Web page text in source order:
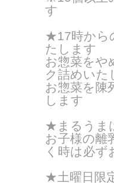
す
★17時から
たします
お惣菜をや
ク詰めいた
お惣菜を陳
します
★まるうま
お子様の離
く時は必ず
★土曜日限